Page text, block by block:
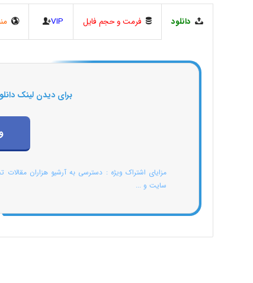
دانلود فرمت و حجم فایل VIP
برای دیدن لینک
مزایای اشتراک ویژه : دسترسی به آرشیو هزاران
سایت و ...